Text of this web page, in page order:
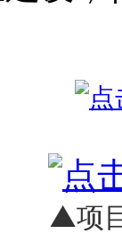
▲项